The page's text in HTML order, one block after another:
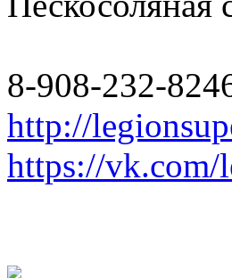
8-908-232-
http://
https://vk.com/